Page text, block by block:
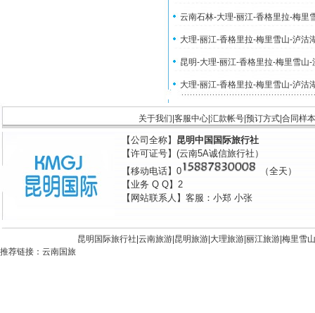
云南石林-大理-丽江-香格里拉-梅里
大理-丽江-香格里拉-梅里雪山-泸沽
昆明-大理-丽江-香格里拉-梅里雪山
大理-丽江-香格里拉-梅里雪山-泸沽
关于我们 客服中心 汇款帐号 预订方式 合同样本
【公司全称】 昆明中国国际旅行社
【许可证号】(云南5A诚信旅行社）
【移动电话】0
（全天）
【业务 Q Q】2
【网站联系人】客服：小郑 小张
昆明国际旅行社| 云南旅游 昆明旅游 大理旅游 丽江旅游 梅里雪山
推荐链接： 云南国旅